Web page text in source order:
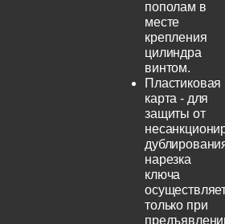
пополам в
месте
крепления
цилиндра
винтом.
Пластиковая
карта - для
защиты от
нарезка
ключа
только при